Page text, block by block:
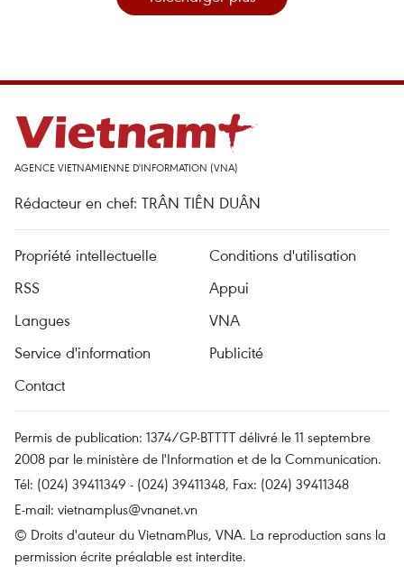
AGENCE VIETNAMIENNE D'INFORMATION (VNA)
Rédacteur en chef: TRÂN TIÊN DUÂN
Propriété intellectuelle
Conditions d'utilisation
RSS
Appui
Langues
VNA
Service d'information
Publicité
Contact
Permis de publication: 1374/GP-BTTTT délivré le 11 septembre
2008 par le ministère de l'Information et de la Communication.
Tél: (024) 39411349 - (024) 39411348, Fax: (024) 39411348
E-mail: vietnamplus@vnanet.vn
© Droits d'auteur du VietnamPlus, VNA. La reproduction sans la
permission écrite préalable est interdite.